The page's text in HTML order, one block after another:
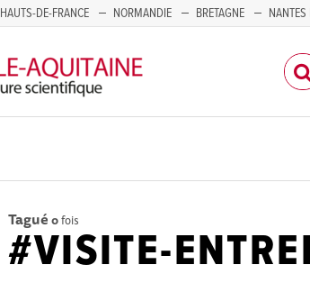
HAUTS-DE-FRANCE NORMANDIE BRETAGNE NANTES
Tagué 0fois
#VISITE-